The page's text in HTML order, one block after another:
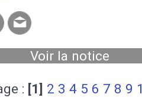
Voir la notice
: [1] 2 3 4 5 6 7 8 9